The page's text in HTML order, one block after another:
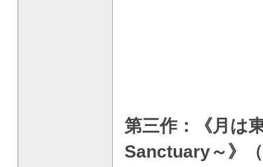
第三作：《月は
Sanctuary～》